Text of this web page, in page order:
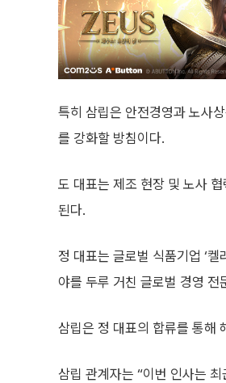
특히 삼립은 안전경영과 노사
를 강화할 방침이다.
도 대표는 제조 현장 및 노사
된다.
정 대표는 글로벌 식품기업 ‘
야를 두루 거친 글로벌 경영 전
삼립은 정 대표의 합류를 통해
삼립 관계자는 “이번 인사는